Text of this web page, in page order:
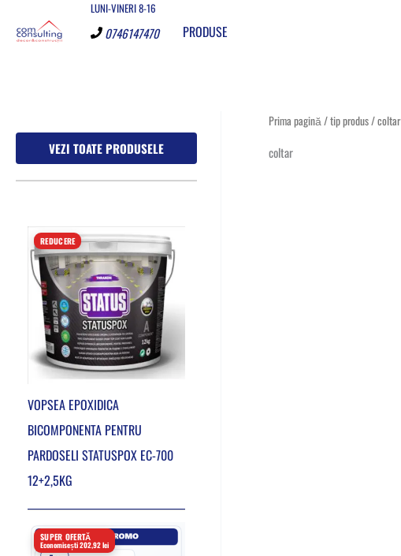
LUNI-VINERI 8-16
0746147470 PRODUSE
VEZI TOATE PRODUSELE
REDUCERE
VOPSEA EPOXIDICA
BICOMPONENTA PENTRU
PARDOSELI STATUSPOX EC-700
12+2,5KG
SUPER OFERTĂ
Economisești 202,92 lei
Prima pagină/ tip produs / coltar
coltar